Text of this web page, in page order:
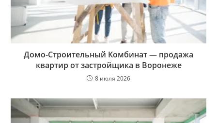
Домо-Строительный Комбинат — продажа
квартир от застройщика в Воронеже
8 июля 2026